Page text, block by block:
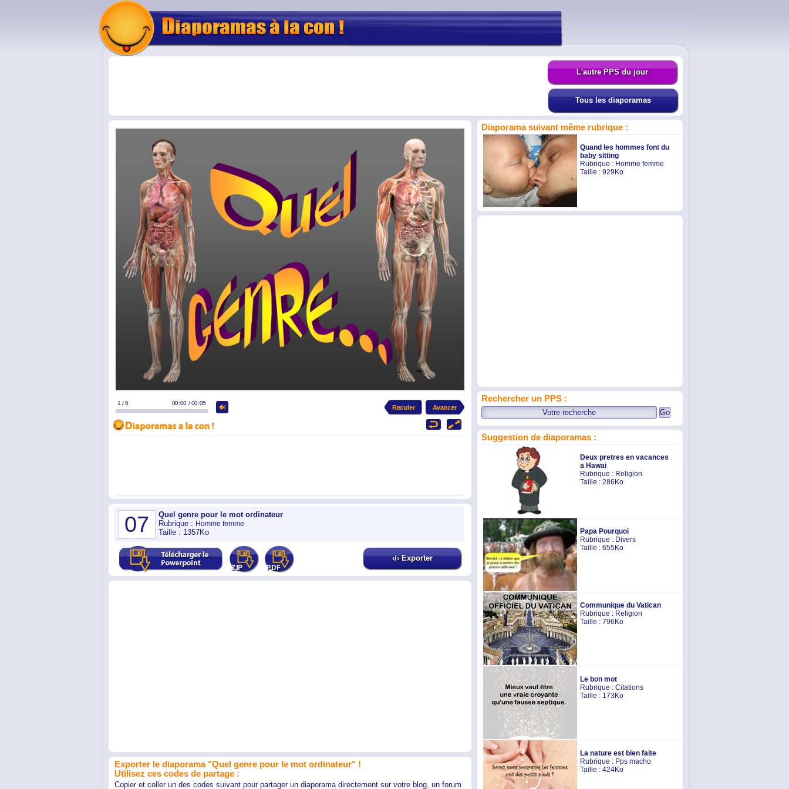
L'autre PPS du jour
Tous les diaporamas
Diaporama suivant même rubrique :
Quand les hommes font du
baby sitting
Rubrique : Homme femme
Taille : 929Ko
Rechercher un PPS :
Suggestion de diaporamas :
Deux pretres en vacances
a Hawai
Rubrique : Religion
Taille : 286Ko
Papa Pourquoi
Rubrique : Divers
Taille : 655Ko
Communique du Vatican
Rubrique : Religion
Taille : 796Ko
Le bon mot
Rubrique : Citations
Taille : 173Ko
La nature est bien faite
Rubrique : Pps macho
Taille : 424Ko
07
Quel genre pour le mot ordinateur
Rubrique : Homme femme
Taille : 1357Ko
‹/› Exporter
Exporter le diaporama "Quel genre pour le mot ordinateur" !
Utilisez ces codes de partage :
Copier et coller un des codes suivant pour partager un diaporama directement sur votre blog, un forum